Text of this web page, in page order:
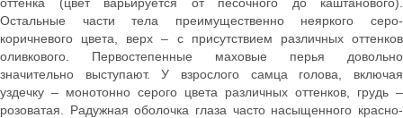
Остальные части тела преимущественно неяркого серо-
коричневого цвета, верх – с присутствием различных оттенков
оливкового. Первостепенные маховые перья довольно
значительно выступают. У взрослого самца голова, включая
уздечку – монотонно серого цвета различных оттенков, грудь –
розоватая. Радужная оболочка глаза часто насыщенного красно-